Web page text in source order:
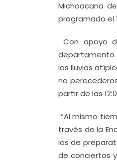
Michoacana
programado el
Con apoyo
departamento
las lluvias
no
partir de las
“Al mismo
través de la
los de
de conciertos